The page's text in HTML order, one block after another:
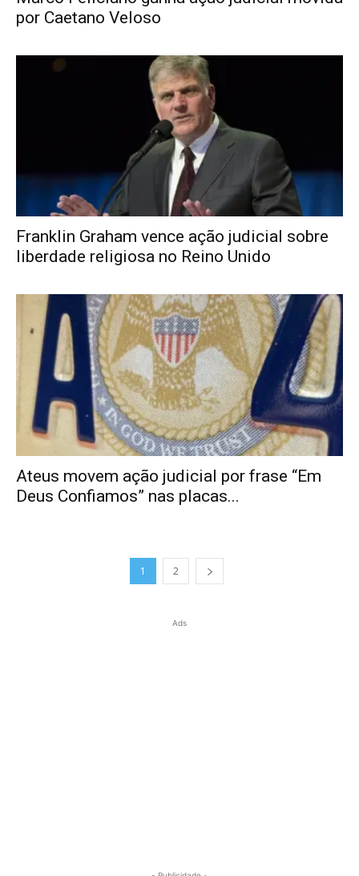
por Caetano Veloso
Franklin Graham vence ação judicial sobre
liberdade religiosa no Reino Unido
Ateus movem ação judicial por frase “Em
Deus Confiamos” nas placas...
1 2
Ads